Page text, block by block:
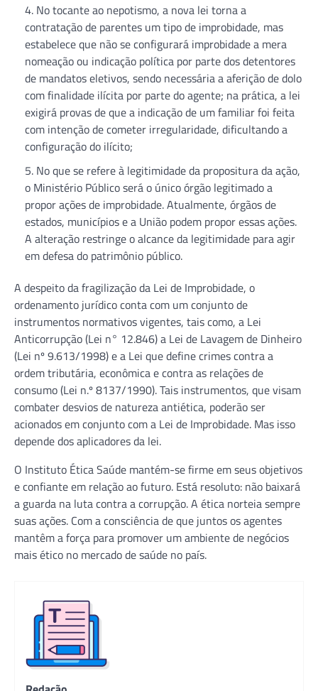
No tocante ao nepotismo, a nova lei torna a
contratação de parentes um tipo de improbidade, mas
estabelece que não se configurará improbidade a mera
nomeação ou indicação política por parte dos detentores
de mandatos eletivos, sendo necessária a aferição de dolo
com finalidade ilícita por parte do agente; na prática, a lei
exigirá provas de que a indicação de um familiar foi feita
com intenção de cometer irregularidade, dificultando a
configuração do ilícito;
No que se refere à legitimidade da propositura da ação,
o Ministério Público será o único órgão legitimado a
propor ações de improbidade. Atualmente, órgãos de
estados, municípios e a União podem propor essas ações.
A alteração restringe o alcance da legitimidade para agir
em defesa do patrimônio público.
A despeito da fragilização da Lei de Improbidade, o
ordenamento jurídico conta com um conjunto de
instrumentos normativos vigentes, tais como, a Lei
Anticorrupção (Lei n° 12.846) a Lei de Lavagem de Dinheiro
(Lei nº 9.613/1998) e a Lei que define crimes contra a
ordem tributária, econômica e contra as relações de
consumo (Lei n.º 8137/1990). Tais instrumentos, que visam
combater desvios de natureza antiética, poderão ser
acionados em conjunto com a Lei de Improbidade. Mas isso
depende dos aplicadores da lei.
O Instituto Ética Saúde mantém-se firme em seus objetivos
e confiante em relação ao futuro. Está resoluto: não baixará
a guarda na luta contra a corrupção. A ética norteia sempre
suas ações. Com a consciência de que juntos os agentes
mantêm a força para promover um ambiente de negócios
mais ético no mercado de saúde no país.